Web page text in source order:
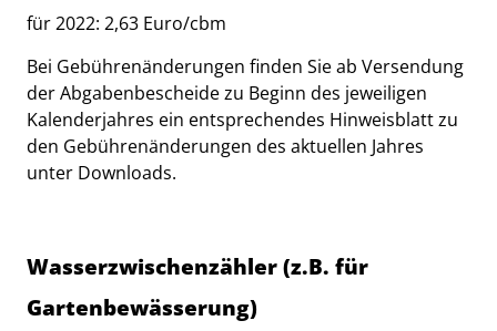
für 2022: 2,63 Euro/cbm
Bei Gebührenänderungen finden Sie ab Versendung
der Abgabenbescheide zu Beginn des jeweiligen
Kalenderjahres ein entsprechendes Hinweisblatt zu
den Gebührenänderungen des aktuellen Jahres
unter Downloads.
Wasserzwischenzähler (z.B. für
Gartenbewässerung)